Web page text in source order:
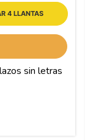
4 LLANTAS